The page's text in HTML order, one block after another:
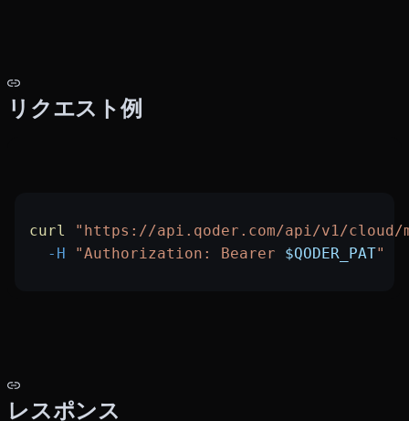
リクエスト例
curl
"https://api.qoder.com/api/v1/cloud/
  -H
"Authorization: Bearer $QODER_PAT"
レスポンス